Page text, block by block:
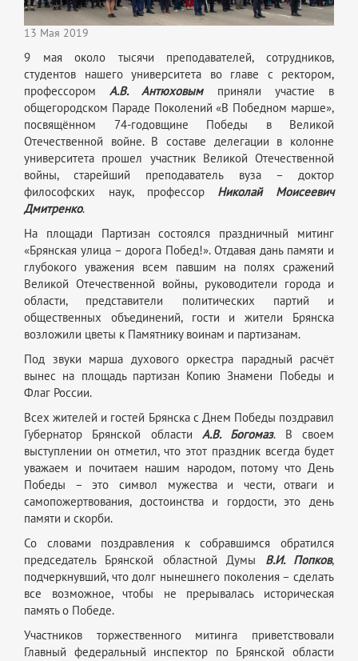
13 Мая 2019
9 мая около тысячи преподавателей, сотрудников,
студентов нашего университета во главе с ректором,
профессором А.В. Антюховымприняли участие в
общегородском Параде Поколений «В Победном марше»,
посвящённом 74-годовщине Победы в Великой
Отечественной войне. В составе делегации в колонне
университета прошел участник Великой Отечественной
войны, старейший преподаватель вуза – доктор
философских наук, профессор Николай Моисеевич
Дмитренко.
На площади Партизан состоялся праздничный митинг
«Брянская улица – дорога Побед!». Отдавая дань памяти и
глубокого уважения всем павшим на полях сражений
Великой Отечественной войны, руководители города и
области, представители политических партий и
общественных объединений, гости и жители Брянска
возложили цветы к Памятнику воинам и партизанам.
Под звуки марша духового оркестра парадный расчёт
вынес на площадь партизан Копию Знамени Победы и
Флаг России.
Всех жителей и гостей Брянска с Днем Победы поздравил
Губернатор Брянской области А.В. Богомаз. В своем
выступлении он отметил, что этот праздник всегда будет
уважаем и почитаем нашим народом, потому что День
Победы – это символ мужества и чести, отваги и
самопожертвования, достоинства и гордости, это день
памяти и скорби.
Со словами поздравления к собравшимся обратился
председатель Брянской областной Думы В.И. Попков,
подчеркнувший, что долг нынешнего поколения – сделать
все возможное, чтобы не прерывалась историческая
память о Победе.
Участников торжественного митинга приветствовали
Главный федеральный инспектор по Брянской области